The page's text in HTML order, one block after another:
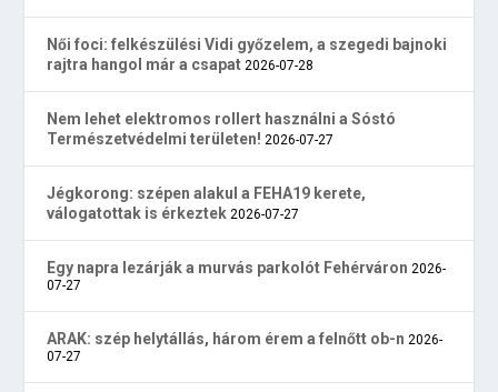
Női foci: felkészülési Vidi győzelem, a szegedi bajnoki
rajtra hangol már a csapat 2026-07-28
Nem lehet elektromos rollert használni a Sóstó
Természetvédelmi területen! 2026-07-27
Jégkorong: szépen alakul a FEHA19 kerete,
válogatottak is érkeztek 2026-07-27
Egy napra lezárják a murvás parkolót Fehérváron 2026-
07-27
ARAK: szép helytállás, három érem a felnőtt ob-n 2026-
07-27